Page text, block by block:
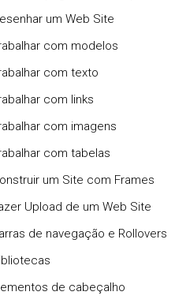
um Web Site
com modelos
com texto
com links
com imagens
com tabelas
um Site com Frames
Upload de um Web Site
de navegação e Rollovers
de cabeçalho